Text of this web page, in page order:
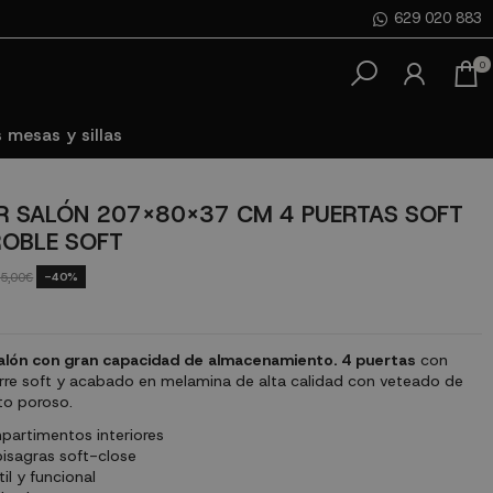
629 020 883
0
y sillas
SALÓN 207X80X37 CM 4 PUERTAS SOFT
SOFT
-40%
con gran capacidad de almacenamiento. 4 puertas con
soft y acabado en melamina de alta calidad con veteado de
poroso.
interiores
soft-close
y funcional